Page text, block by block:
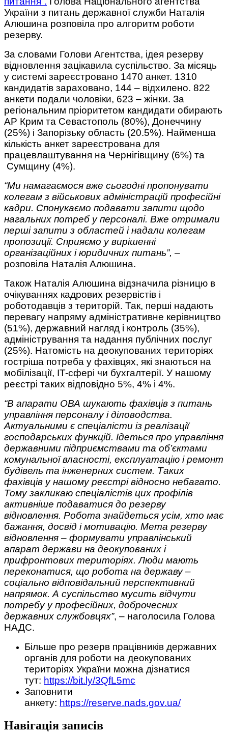
України з питань державної служби Наталія
Алюшина розповіла про алгоритм роботи
резерву.
За словами Голови Агентства, ідея резерву
відновлення зацікавила суспільство. За місяць
у системі зареєстровано 1470 анкет. 1310
кандидатів зараховано, 144 – відхилено. 822
анкети подали чоловіки, 623 – жінки. За
регіональним пріоритетом кандидати обирають
АР Крим та Севастополь (80%), Донеччину
(25%) і Запорізьку область (20.5%). Найменша
кількість анкет зареєстрована для
працевлаштування на Чернігівщину (6%) та
Сумщину (4%).
“Ми намагаємося вже сьогодні пропонувати
колегам з військових адміністрацій професійні
кадри. Спонукаємо подавати запити щодо
нагальних потреб у персоналі. Вже отримали
перші запити з областей і надали колегам
пропозиції. Сприяємо у вирішенні
організаційних і юридичних питань”, –
розповіла Наталія Алюшина.
Також Наталія Алюшина відзначила різницю в
очікуваннях кадрових резервістів і
роботодавців з територій. Так, перші надають
перевагу напряму адміністративне керівництво
(51%), державний нагляд і контроль (35%),
адміністрування та надання публічних послуг
(25%). Натомість на деокупованих територіях
гостріша потреба у фахівцях, які знаються на
мобілізації, IT-сфері чи бухгалтерії. У нашому
реєстрі таких відповідно 5%, 4% і 4%.
“В апарати ОВА шукають фахівців з питань
управління персоналу і діловодства.
Актуальними є спеціалісти із реалізації
господарських функцій. Ідеться про управління
державними підприємствами та об’єктами
комунальної власності, експлуатацію і ремонт
будівель та інженерних систем. Таких
фахівців у нашому реєстрі відносно небагато.
Тому закликаю спеціалістів цих профілів
активніше подаватися до резерву
відновлення. Робота знайдеться усім, хто має
бажання, досвід і мотивацію. Мета резерву
відновлення – формувати управлінський
апарат держави на деокупованих і
прифронтових територіях. Люди мають
переконатися, що робота на державу –
соціально відповідальний перспективний
напрямок. А суспільство мусить відчути
потребу у професійних, доброчесних
державних службовцях”, – наголосила Голова
НАДС.
Більше про резерв працівників державних
органів для роботи на деокупованих
територіях України можна дізнатися
тут: https://bit.ly/3QfL5mc
Заповнити
анкету: https://reserve.nads.gov.ua/
Навігація записів